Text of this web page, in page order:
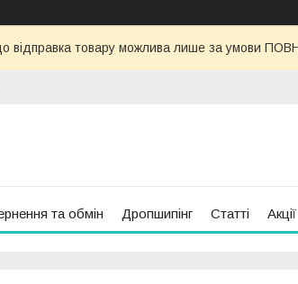
відправка товару можлива лише за умови
та обмін Дропшипінг Статті Акції